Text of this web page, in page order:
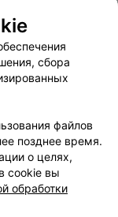
Удаление
лазером
Цена по запросу
сбора
файлов
позднее время.
о целях,
cookie вы
обработки